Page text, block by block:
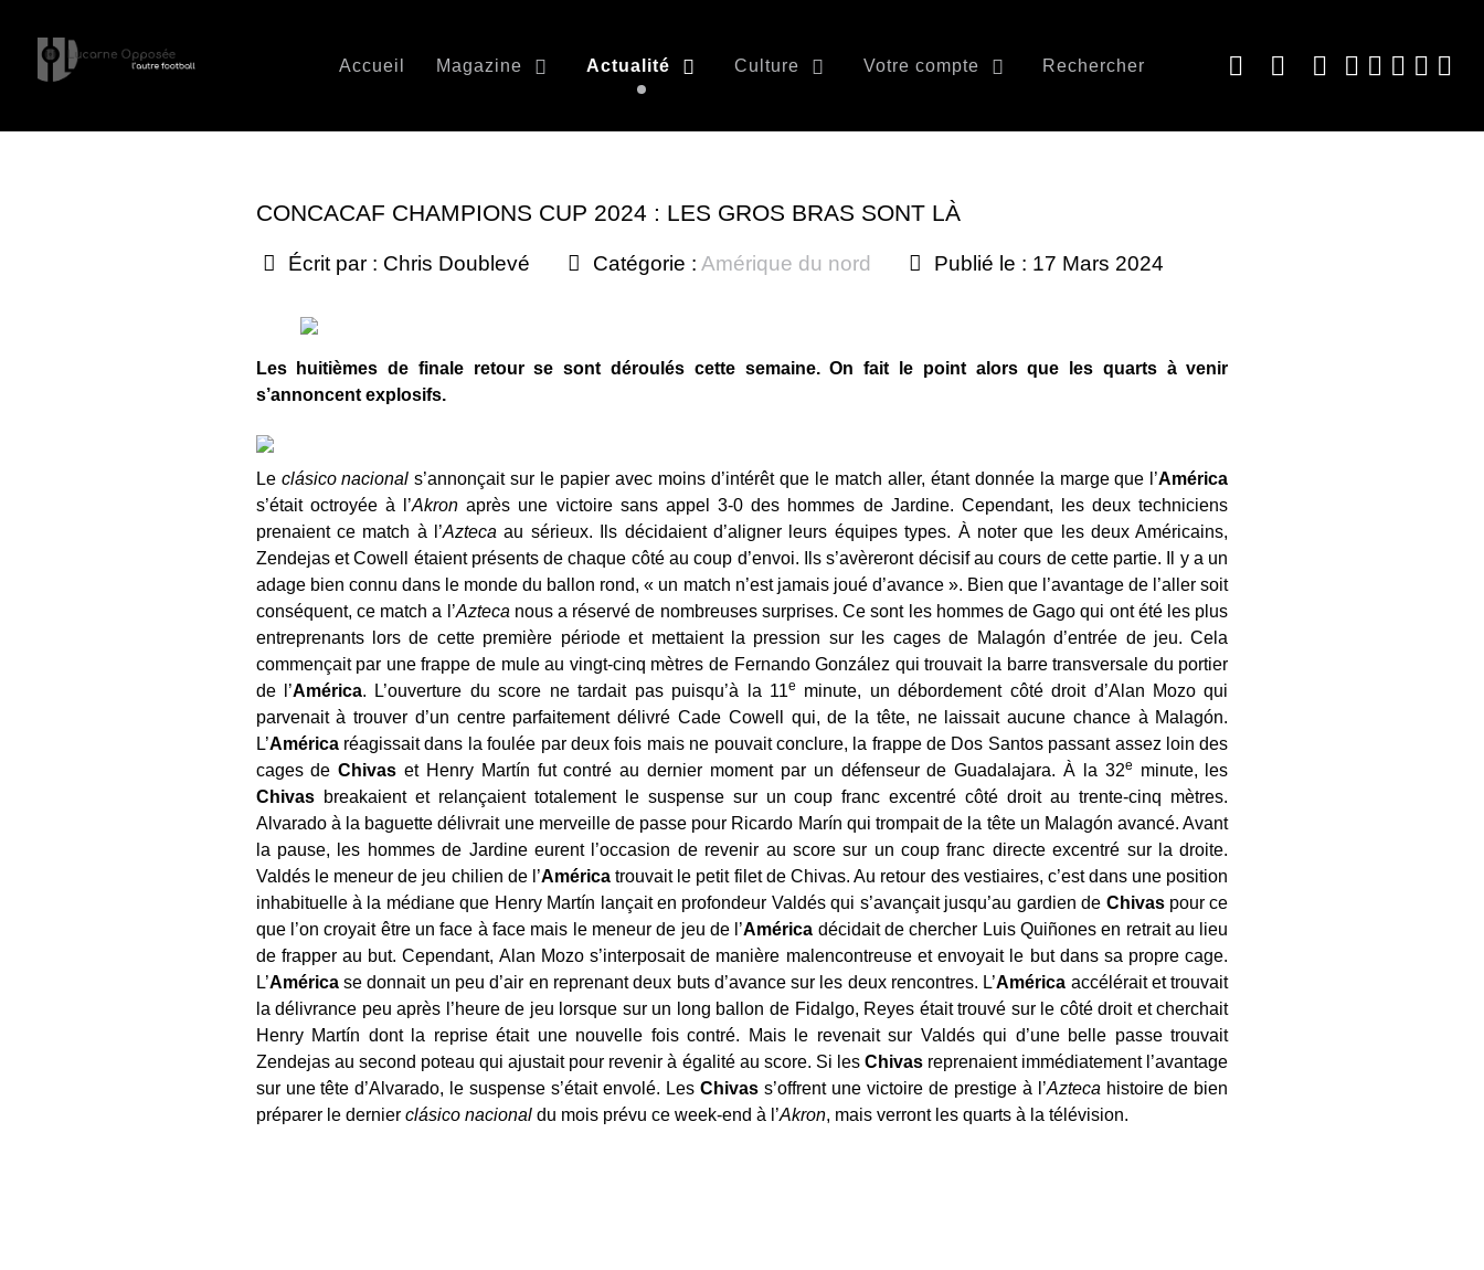
Accueil Magazine Actualité Culture Votre compte Rechercher
CONCACAF CHAMPIONS CUP 2024 : LES GROS BRAS SONT LÀ
Écrit par : Chris Doublevé Catégorie : Amérique du nord Publié le : 17 Mars 2024
Les huitièmes de finale retour se sont déroulés cette semaine. On fait le point alors que les quarts à venir
s’annoncent explosifs.
Le clásico nacionals’annonçait sur le papier avec moins d’intérêt que le match aller, étant donnée la marge que l’América
s’était octroyée à l’Akron après une victoire sans appel 3-0 des hommes de Jardine. Cependant, les deux techniciens
prenaient ce match à l’Azteca au sérieux. Ils décidaient d’aligner leurs équipes types. À noter que les deux Américains,
Zendejas et Cowell étaient présents de chaque côté au coup d’envoi. Ils s’avèreront décisif au cours de cette partie. Il y a un
adage bien connu dans le monde du ballon rond, « un match n’est jamais joué d’avance ». Bien que l’avantage de l’aller soit
conséquent, ce match a l’Azteca nous a réservé de nombreuses surprises. Ce sont les hommes de Gago qui ont été les plus
entreprenants lors de cette première période et mettaient la pression sur les cages de Malagón d’entrée de jeu. Cela
commençait par une frappe de mule au vingt-cinq mètres de Fernando González qui trouvait la barre transversale du portier
de l’América. L’ouverture du score ne tardait pas puisqu’à la 11e
minute, un débordement côté droit d’Alan Mozo qui
parvenait à trouver d’un centre parfaitement délivré Cade Cowell qui, de la tête, ne laissait aucune chance à Malagón.
L’Américaréagissait dans la foulée par deux fois mais ne pouvait conclure, la frappe de Dos Santos passant assez loin des
cages deChivas et Henry Martín fut contré au dernier moment par un défenseur de Guadalajara. À la 32e
minute, les
Chivasbreakaient et relançaient totalement le suspense sur un coup franc excentré côté droit au trente-cinq mètres.
Alvarado à la baguette délivrait une merveille de passe pour Ricardo Marín qui trompait de la tête un Malagón avancé. Avant
la pause, les hommes de Jardine eurent l’occasion de revenir au score sur un coup franc directe excentré sur la droite.
Valdés le meneur de jeu chilien de l’Américatrouvait le petit filet de Chivas. Au retour des vestiaires, c’est dans une position
inhabituelle à la médiane que Henry Martín lançait en profondeur Valdés qui s’avançait jusqu’au gardien de Chivaspour ce
que l’on croyait être un face à face mais le meneur de jeu de l’América décidait de chercher Luis Quiñones en retrait au lieu
de frapper au but. Cependant, Alan Mozo s’interposait de manière malencontreuse et envoyait le but dans sa propre cage.
L’Américase donnait un peu d’air en reprenant deux buts d’avance sur les deux rencontres. L’América accélérait et trouvait
la délivrance peu après l’heure de jeu lorsque sur un long ballon de Fidalgo, Reyes était trouvé sur le côté droit et cherchait
Henry Martín dont la reprise était une nouvelle fois contré. Mais le revenait sur Valdés qui d’une belle passe trouvait
Zendejas au second poteau qui ajustait pour revenir à égalité au score. Si lesChivas reprenaient immédiatement l’avantage
sur une tête d’Alvarado, le suspense s’était envolé. LesChivas s’offrent une victoire de prestige à l’Azteca histoire de bien
préparer le dernier clásico nacional du mois prévu ce week-end à l’Akron, mais verront les quarts à la télévision.